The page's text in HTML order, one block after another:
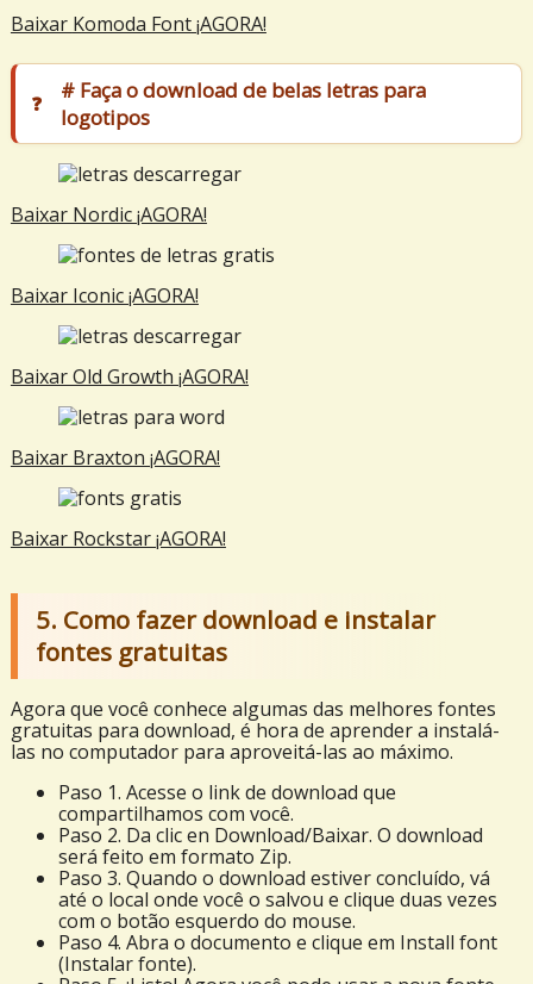
Baixar Komoda Font¡AGORA!
# Faça o download de belas letras para
logotipos
Baixar Nordic ¡AGORA!
Baixar Iconic ¡AGORA!
Baixar Old Growth ¡AGORA!
Baixar Braxton ¡AGORA!
Baixar Rockstar ¡AGORA!
5. Como fazer download e instalar
fontes gratuitas
Agora que você conhece algumas das melhores fontes
gratuitas para download, é hora de aprender a instalá-
las no computador para aproveitá-las ao máximo.
Paso 1. Acesse o link de download que
compartilhamos com você.
Paso 2. Da clic en Download/Baixar. O download
será feito em formato Zip.
Paso 3. Quando o download estiver concluído, vá
até o local onde você o salvou e clique duas vezes
com o botão esquerdo do mouse.
Paso 4. Abra o documento e clique em Install font
(Instalar fonte).